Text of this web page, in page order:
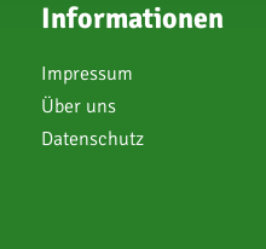
Informationen
Impressum
Über uns
Datenschutz